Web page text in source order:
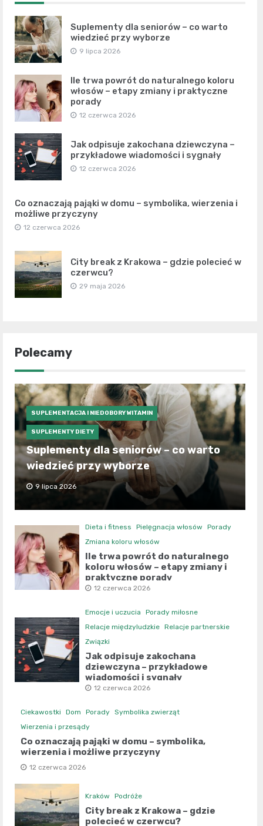
Suplementy dla seniorów – co warto
wiedzieć przy wyborze
9 lipca 2026
Ile trwa powrót do naturalnego koloru
włosów – etapy zmiany i praktyczne
porady
12 czerwca 2026
Jak odpisuje zakochana dziewczyna –
przykładowe wiadomości i sygnały
12 czerwca 2026
Co oznaczają pająki w domu – symbolika, wierzenia i
możliwe przyczyny
12 czerwca 2026
City break z Krakowa – gdzie polecieć w
czerwcu?
29 maja 2026
Polecamy
SUPLEMENTACJA I NIEDOBORY WITAMIN
SUPLEMENTY DIETY
Suplementy dla seniorów – co warto
wiedzieć przy wyborze
9 lipca 2026
Dieta i fitness Pielęgnacja włosów
Porady
Zmiana koloru włosów
Ile trwa powrót do naturalnego
koloru włosów – etapy zmiany i
praktyczne porady
12 czerwca 2026
Emocje i uczucia
Porady miłosne
Relacje międzyludzkie Relacje partnerskie
Związki
Jak odpisuje zakochana
dziewczyna – przykładowe
wiadomości i sygnały
12 czerwca 2026
Ciekawostki Dom Porady Symbolika zwierząt
Wierzenia i przesądy
Co oznaczają pająki w domu – symbolika,
wierzenia i możliwe przyczyny
12 czerwca 2026
Kraków Podróże
City break z Krakowa – gdzie
polecieć w czerwcu?